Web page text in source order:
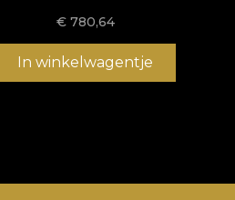
€ 780,64
In winkelwagentje